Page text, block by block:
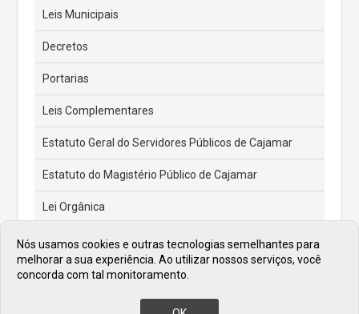
Leis Municipais
Decretos
Portarias
Leis Complementares
Estatuto Geral do Servidores Públicos de Cajamar
Estatuto do Magistério Público de Cajamar
Lei Orgânica
Feriados e Pontos Facultativos
Atas de Posse dos Prefeitos
Nós usamos cookies e outras tecnologias semelhantes para
melhorar a sua experiência. Ao utilizar nossos serviços, você
concorda com tal monitoramento.